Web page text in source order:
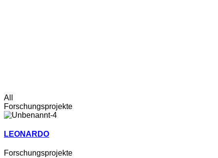
All
Forschungsprojekte
LEONARDO
Forschungsprojekte